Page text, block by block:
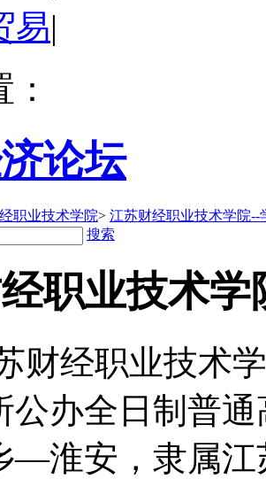
易|
论坛
职业技术学院> 江苏财经职业技术学院--
搜索
职业技术学
职业技术学
公办全日制普
—淮安，隶属江